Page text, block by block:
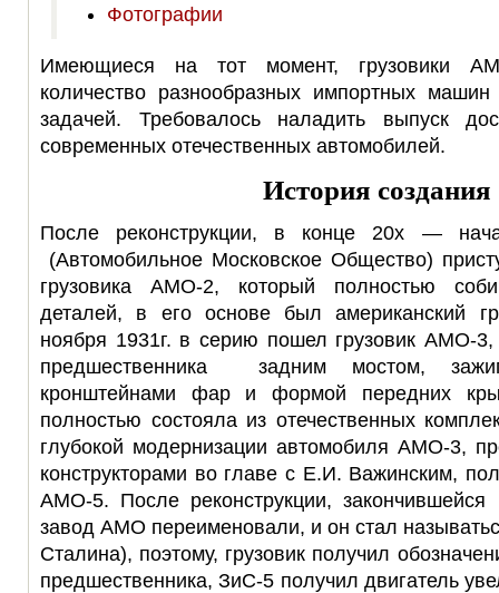
Фотографии
Имеющиеся на тот момент, грузовики
количество разнообразных импортных
задачей. Требовалось наладить выпуск
современных отечественных автомобилей.
История создания
После реконструкции, в конце 20х —
(Автомобильное Московское Общество)
грузовика АМО-2, который полностью
деталей, в его основе был американский
ноября 1931г. в серию пошел грузовик АМО-3,
предшественника задним мостом,
кронштейнами фар и формой передних
полностью состояла из отечественных
глубокой модернизации автомобиля АМО-3,
конструкторами во главе с Е.И. Важинским,
АМО-5. После реконструкции,
завод АМО переименовали, и он стал
Сталина), поэтому, грузовик получил
предшественника, ЗиС-5 получил двигатель